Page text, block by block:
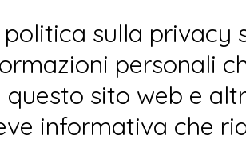
politica sulla privacy
personali
questo sito web e
informativa che